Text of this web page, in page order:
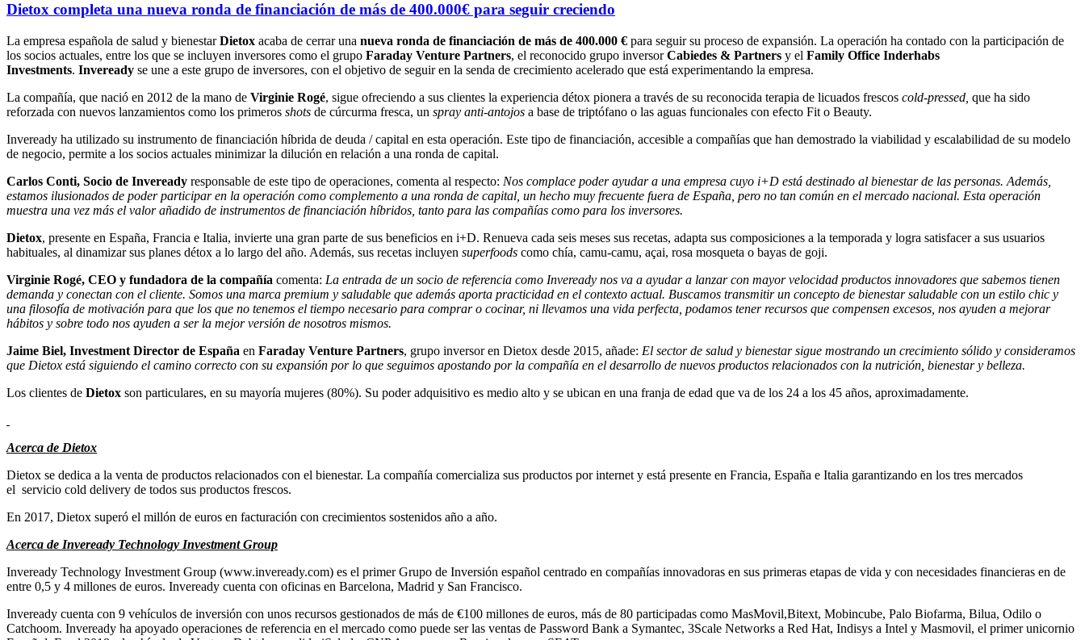
Dietox completa una nueva ronda de financiación de más de 400.000€ para seguir creciendo
La empresa española de salud y bienestarDietox acaba de cerrar una nueva ronda de financiación de más de 400.000 € para seguir su proceso de expansión. La operación ha contado con la participación de
los socios actuales, entre los que se incluyen inversores como el grupo Faraday Venture Partners, el reconocido grupo inversorCabiedes & Partners y el Family Office Inderhabs
Investments. Inveready se une a este grupo de inversores, con el objetivo de seguir en la senda de crecimiento acelerado que está experimentando la empresa.
La compañía, que nació en 2012 de la mano de Virginie Rogé, sigue ofreciendo a sus clientes la experiencia détox pionera a través de su reconocida terapia de licuados frescos cold-pressed, que ha sido
reforzada con nuevos lanzamientos como los primeros shots de cúrcurma fresca, un spray anti-antojos a base de triptófano o las aguas funcionales con efecto Fit o Beauty.
Inveready ha utilizado su instrumento de financiación híbrida de deuda / capital en esta operación. Este tipo de financiación, accesible a compañías que han demostrado la viabilidad y escalabilidad de su modelo
de negocio, permite a los socios actuales minimizar la dilución en relación a una ronda de capital.
Carlos Conti, Socio de Inveready responsable de este tipo de operaciones, comenta al respecto: Nos complace poder ayudar a una empresa cuyo i+D está destinado al bienestar de las personas. Además,
estamos ilusionados de poder participar en la operación como complemento a una ronda de capital, un hecho muy frecuente fuera de España, pero no tan común en el mercado nacional. Esta operación
muestra una vez más el valor añadido de instrumentos de financiación híbridos, tanto para las compañías como para los inversores.
Dietox, presente en España, Francia e Italia, invierte una gran parte de sus beneficios en i+D. Renueva cada seis meses sus recetas, adapta sus composiciones a la temporada y logra satisfacer a sus usuarios
habituales, al dinamizar sus planes détox a lo largo del año. Además, sus recetas incluyen superfoods como chía, camu-camu, açai, rosa mosqueta o bayas de goji.
Virginie Rogé, CEO y fundadora de la compañía comenta: La entrada de un socio de referencia como Inveready nos va a ayudar a lanzar con mayor velocidad productos innovadores que sabemos tienen
demanda y conectan con el cliente. Somos una marca premium y saludable que además aporta practicidad en el contexto actual. Buscamos transmitir un concepto de bienestar saludable con un estilo chic y
una filosofía de motivación para que los que no tenemos el tiempo necesario para comprar o cocinar, ni llevamos una vida perfecta, podamos tener recursos que compensen excesos, nos ayuden a mejorar
hábitos y sobre todo nos ayuden a ser la mejor versión de nosotros mismos.
Jaime Biel, Investment Director de España en Faraday Venture Partners, grupo inversor en Dietox desde 2015, añade: El sector de salud y bienestar sigue mostrando un crecimiento sólido y consideramos
que Dietox está siguiendo el camino correcto con su expansión por lo que seguimos apostando por la compañía en el desarrollo de nuevos productos relacionados con la nutrición, bienestar y belleza.
Los clientes de Dietox son particulares, en su mayoría mujeres (80%). Su poder adquisitivo es medio alto y se ubican en una franja de edad que va de los 24 a los 45 años, aproximadamente.
Acerca de Dietox
Dietox se dedica a la venta de productos relacionados con el bienestar. La compañía comercializa sus productos por internet y está presente en Francia, España e Italia garantizando en los tres mercados
el servicio cold delivery de todos sus productos frescos.
En 2017, Dietox superó el millón de euros en facturación con crecimientos sostenidos año a año.
Acerca de Inveready Technology Investment Group
Inveready Technology Investment Group (www.inveready.com) es el primer Grupo de Inversión español centrado en compañías innovadoras en sus primeras etapas de vida y con necesidades financieras en de
entre 0,5 y 4 millones de euros. Inveready cuenta con oficinas en Barcelona, Madrid y San Francisco.
Inveready cuenta con 9 vehículos de inversión con unos recursos gestionados de más de €100 millones de euros, más de 80 participadas como MasMovil,Bitext, Mobincube, Palo Biofarma, Bilua, Odilo o
Catchoom. Inveready ha apoyado operaciones de referencia en el mercado como puede ser las ventas de Password Bank a Symantec, 3Scale Networks a Red Hat, Indisys a Intel y Masmovil, el primer unicornio